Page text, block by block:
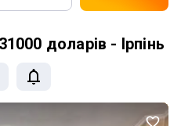
доларів - Ірпінь